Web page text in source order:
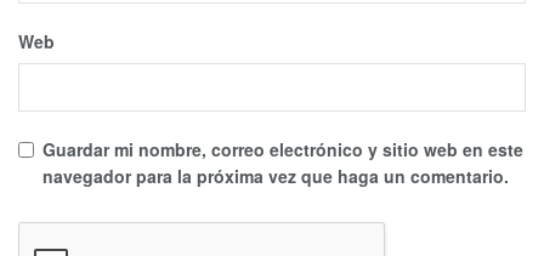
Web
Guardar mi nombre, correo electrónico y sitio web en este
navegador para la próxima vez que haga un comentario.